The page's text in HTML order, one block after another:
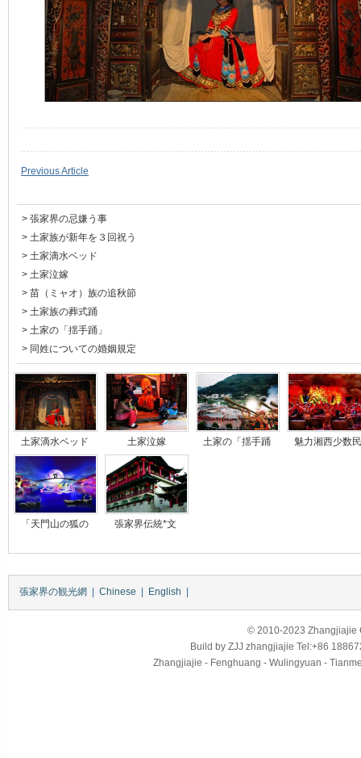
Previous Article
> 張家界の忌嫌う事
> 土家族が新年を３回祝う
> 土家滴水ベッド
> 土家泣嫁
> 苗（ミャオ）族の追秋節
> 土家族の葬式踊
> 土家の「揺手踊」
> 同姓についての婚姻規定
土家滴水ベッド 土家泣嫁 土家の「揺手踊 魅力湘西少数
「天門山の狐の 張家界伝統*文
張家界の観光網 Chinese English
© 2010-2023 Zhangjiajie
Build by ZJJ zhangjiajie Tel:+86
Zhangjiajie - Fenghuang - Wulingyuan -